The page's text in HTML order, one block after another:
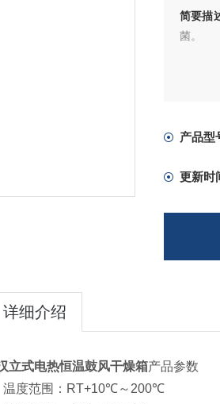
简要描
菌。
产品型
更新时
详细介绍
立式电热恒温鼓风干燥箱产品参数
温度范围：RT+10℃～200℃